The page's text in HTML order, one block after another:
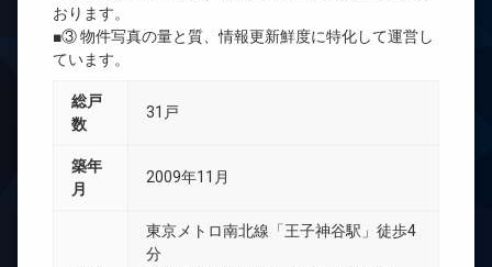
おります。
■③ 物件写真の量と質、情報更新鮮度に特化して運営し
ています。
総戸
数
31戸
築年
月
2009年11月
東京メトロ南北線「王子神谷駅」徒歩4
分